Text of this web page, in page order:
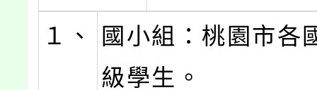
１、
國小組：桃園市各
級學生。